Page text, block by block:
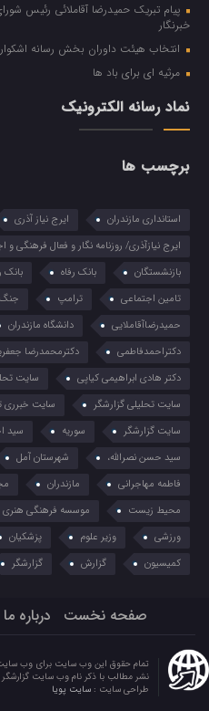
پیام تبریک حمیدرضا آقاملائی رئیس
خبرنگار
انتخاب هیئت داوران بخش رسانه
مرثیه ای برای باد ها
نماد رسانه الکترونیک
برچسب ها
استانداری مازندران ایرج نیاز آذری
ایرج نیازآذری/ روزنامه نگار و فعال فرهنگی و
بازنشستگان
بانک رفاه بانک
تامین اجتماعی
ترامپ جنگ
حمیدرضاآقاملایی
دانشگاه مازندران
دکتراحمدفاطمی
دکترمحمدرضا
دکتر هادی ابراهیمی کیاپی
سایت
سایت تحلیلی گزارشگر
سایت خبرری
سایت گزارشگر
سوریه
سید
سید حسن نصرالله،
شهرستان آمل
فاطمه مهاجرانی
مازندران
محیط زیست
موسسه فرهنگی
ورزشی
وزیر علوم پزشکیان
کمیسیون
گزارش گزارشگر
صفحه نخست درباره ما
تمام حقوق این وب سایت برای وب
نشر مطالب با ذکر نام وب سایت گزارشگر
طراحی سایت : سایت پویا